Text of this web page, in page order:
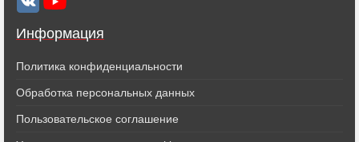
Информация
Политика конфиденциальности
Обработка персональных данных
Пользовательское соглашение